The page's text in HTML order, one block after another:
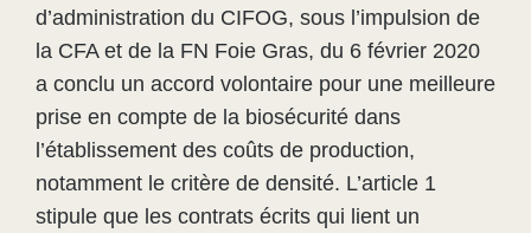
d’administration du CIFOG, sous l’impulsion de
la CFA et de la FN Foie Gras, du 6 février 2020
a conclu un accord volontaire pour une meilleure
prise en compte de la biosécurité dans
l’établissement des coûts de production,
notamment le critère de densité. L’article 1
stipule que les contrats écrits qui lient un